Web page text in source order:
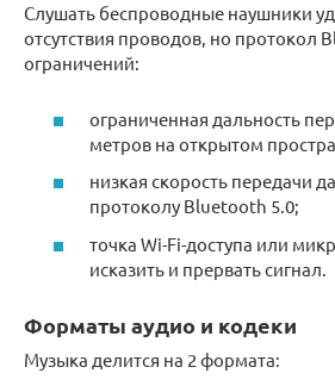
Слушать беспроводные наушники
отсутствия проводов, но протокол
ограничений:
ограниченная дальность
метров на открытом
низкая скорость передачи
протоколу Bluetooth 5.0;
точка Wi-Fi-доступа или
исказить и прервать сигнал.
Форматы аудио и кодеки
Музыка делится на 2 формата: